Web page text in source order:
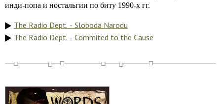
инди-попа и ностальгии по биту 1990-х гг.
The Radio Dept. - Sloboda Narodu
The Radio Dept. - Commited to the Cause